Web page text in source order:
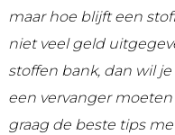
maar hoe blijft een
niet veel geld
stoffen bank, dan wil
een vervanger
graag de beste tips